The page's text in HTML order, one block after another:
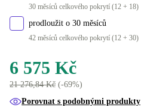
30 měsíců celkového pokrytí (12 + 18)
prodloužit o 30 měsíců
42 měsíců celkového pokrytí (12 + 30)
6 575 Kč
21 276,84 Kč (-69%)
Porovnat s podobnými produkty